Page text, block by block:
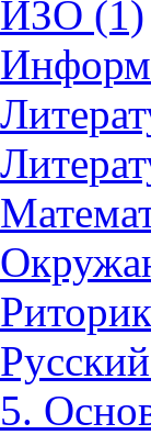
ИЗО (1)
5.